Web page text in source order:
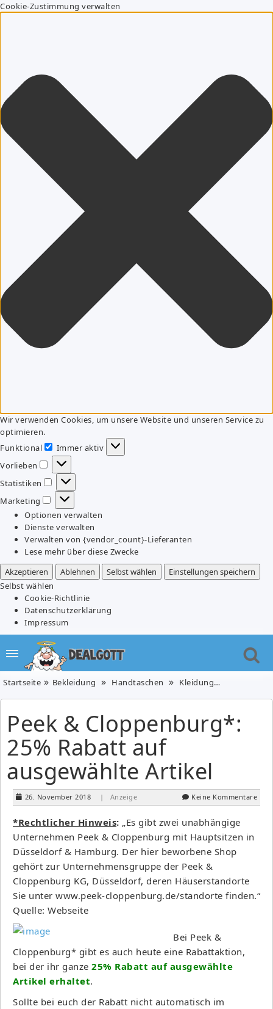
Cookie-Zustimmung verwalten
Wir verwenden Cookies, um unsere Website und unseren Service zu
optimieren.
Funktional
Funktional
Immer aktiv
Vorlieben
Vorlieben
Statistiken
Statistiken
Marketing
Marketing
Optionen verwalten
Dienste verwalten
Verwalten von {vendor_count}-Lieferanten
Lese mehr über diese Zwecke
Akzeptieren
Ablehnen Selbst wählen
Einstellungen speichern
Selbst wählen
Cookie-Richtlinie
Datenschutzerklärung
Impressum
Startseite Bekleidung Handtaschen Kleidung, Schuhe & Uhren
Peek & Cloppenburg*:
25% Rabatt auf
ausgewählte Artikel
26. November 2018 | Anzeige Keine Kommentare
*Rechtlicher Hinweis:
„Es gibt zwei unabhängige
Unternehmen Peek & Cloppenburg mit Hauptsitzen in
Düsseldorf & Hamburg. Der hier beworbene Shop
gehört zur Unternehmensgruppe der Peek &
Cloppenburg KG, Düsseldorf, deren Häuserstandorte
Sie unter www.peek-cloppenburg.de/standorte finden.“
Quelle: Webseite
Bei Peek &
Cloppenburg* gibt es auch heute eine Rabattaktion,
bei der ihr ganze 25% Rabatt auf ausgewählte
Artikel erhaltet.
Sollte bei euch der Rabatt nicht automatisch im